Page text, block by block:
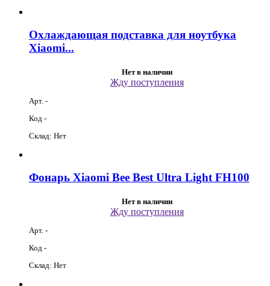
Охлаждающая подставка для ноутбука
Xiaomi...
Нет в наличии
Жду поступления
Арт. -
Код -
Склад: Нет
Фонарь Xiaomi Bee Best Ultra Light FH100
Нет в наличии
Жду поступления
Арт. -
Код -
Склад: Нет